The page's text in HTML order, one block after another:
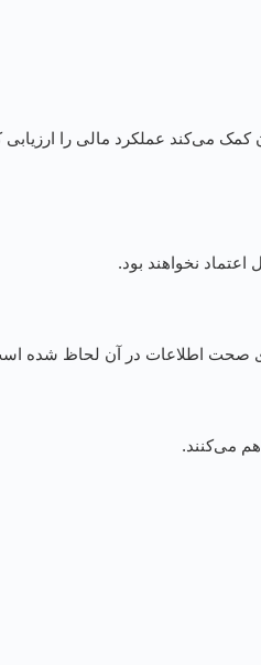
عملکرد مالی را ارزیابی
نخواهند بود.
صحت اطلاعات در آن لحاظ شده
می‌کنند.